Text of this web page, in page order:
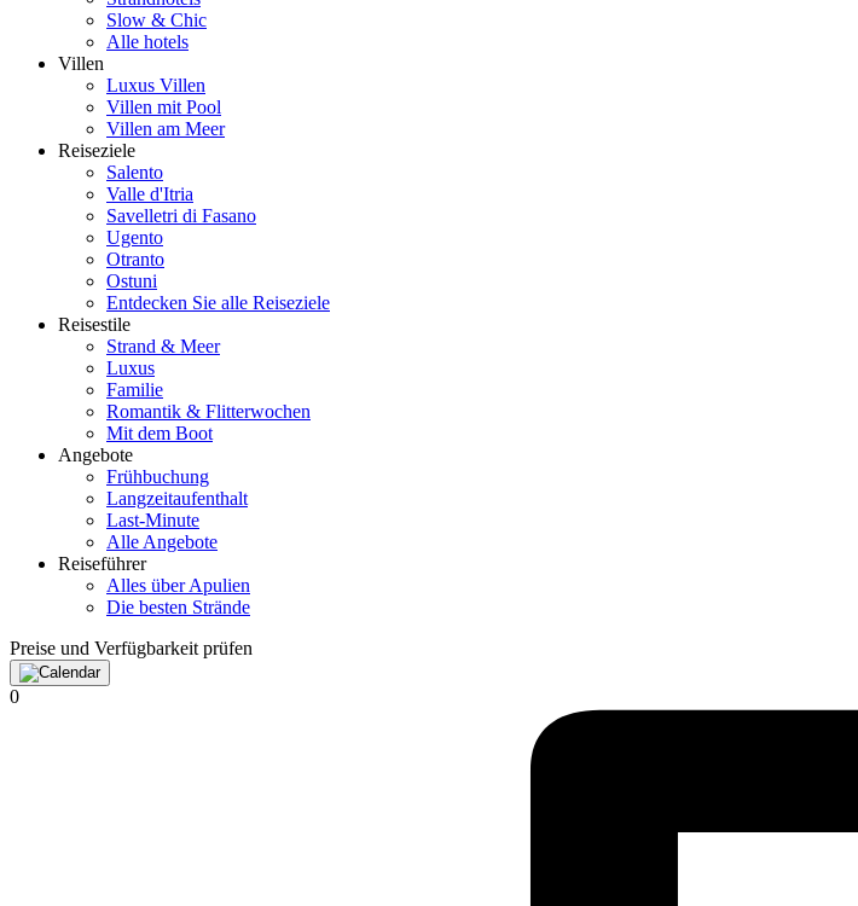
Slow & Chic
Alle hotels
Villen
Luxus Villen
Villen mit Pool
Villen am Meer
Reiseziele
Salento
Valle d'Itria
Savelletri di Fasano
Ugento
Otranto
Ostuni
Entdecken Sie alle Reiseziele
Reisestile
Strand & Meer
Luxus
Familie
Romantik & Flitterwochen
Mit dem Boot
Angebote
Frühbuchung
Langzeitaufenthalt
Last-Minute
Alle Angebote
Reiseführer
Alles über Apulien
Die besten Strände
Preise und Verfügbarkeit prüfen
0